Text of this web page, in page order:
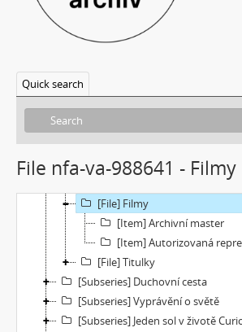
Quick search
File nfa-va-988641 - Filmy
[Subseries] The Commodity
[Subseries] Vrána a vejce
[Subseries] Was ist Kunst?
[Subseries] Zákon času
[Subseries] Củ cà rốt
[Subseries] Chimérx
[Subseries] Under Construction
[File] Dokumentace
[File] Filmy
[Item] Archivní master
[Item] Autorizovaná
[File] Titulky
[Subseries] Duchovní cesta
[Subseries] Vyprávění o světě
[Subseries] Jeden sol v životě